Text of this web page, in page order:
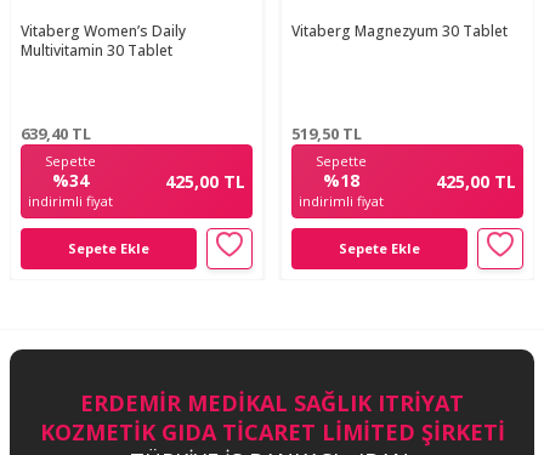
Vitaberg Women’s Daily
Multivitamin 30 Tablet
639,40 TL
Sepette
%34
indirimli fiyat
425,00 TL
Sepete Ekle
Vitaberg Magnezyum 30 Tablet
519,50 TL
Sepette
%18
indirimli fiyat
425,00 TL
Sepete Ekle
ERDEMİR MEDİKAL SAĞLIK ITRİYAT
KOZMETİK GIDA TİCARET LİMİTED ŞİRKETİ